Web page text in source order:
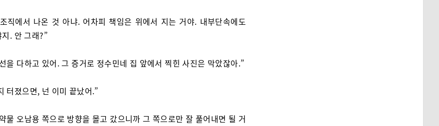
직에서 나온 것 아냐. 어차피 책임은 위에서 지는 거야. 내부단속에도
. 안 그래?”
을 다하고 있어. 그 증거로 정수민네 집 앞에서 찍힌 사진은 막았잖아.”
터졌으면, 넌 이미 끝났어.”
물 오남용 쪽으로 방향을 몰고 갔으니까 그 쪽으로만 잘 풀어내면 될 거